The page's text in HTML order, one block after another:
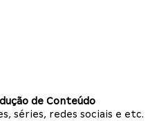
de Conteúdo
séries, redes sociais e etc.